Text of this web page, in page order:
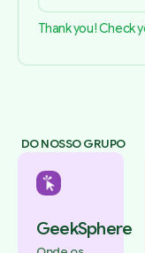
Thank you! Check
DO NOSSO GRUPO
GeekSphere